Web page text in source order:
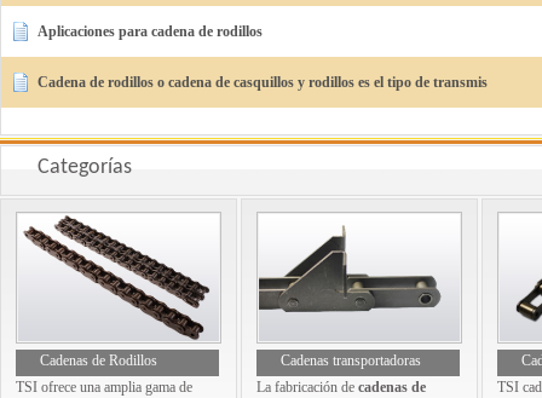
Aplicaciones para cadena de rodillos
Cadena de rodillos o cadena de casquillos y rodillos es el tipo de transmis
Categorías
Cadenas de Rodillos
TSI ofrece una amplia gama de
Cadenas transportadoras
La fabricación de cadenas de
TSI